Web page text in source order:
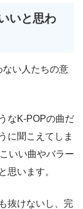
いと思わ
い人たちの意
なK-POPの曲だ
に聞こえてしま
いい曲やバラー
思います。
抜けないし、完